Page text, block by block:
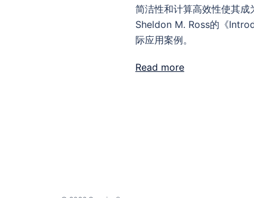
简洁性和计算高效性使其成
Sheldon M. Ross的《
际应用案例。
Read more